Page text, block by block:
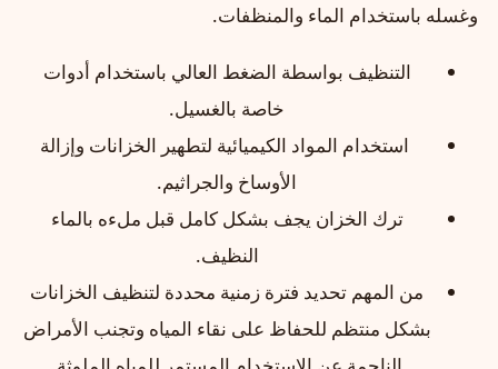
وغسله باستخدام الماء والمنظفات.
التنظيف بواسطة الضغط العالي باستخدام أدوات
خاصة بالغسيل.
استخدام المواد الكيميائية لتطهير الخزانات وإزالة
الأوساخ والجراثيم.
ترك الخزان يجف بشكل كامل قبل ملءه بالماء
النظيف.
من المهم تحديد فترة زمنية محددة لتنظيف الخزانات
بشكل منتظم للحفاظ على نقاء المياه وتجنب الأمراض